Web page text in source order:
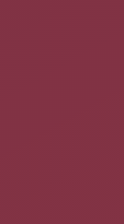
devriez